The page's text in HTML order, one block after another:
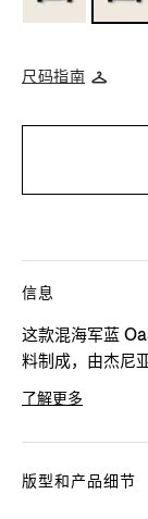
尺码指南
信息
这款混海军蓝
料制成，由杰尼
了解更多
版型和产品细节